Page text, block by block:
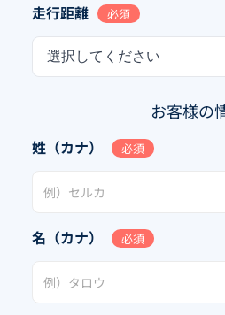
走行距離 必須
選択してください
お客様の
姓（カナ） 必須
名（カナ） 必須